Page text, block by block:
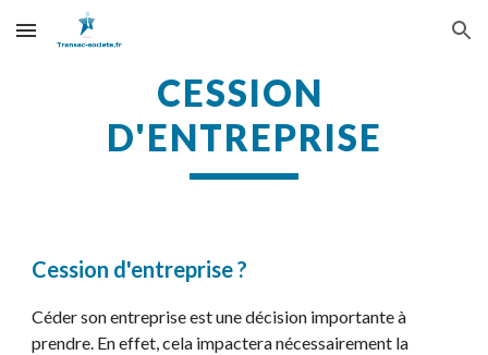
Skip to main content Skip to navigation
CESSION
D'ENTREPRISE
Cession d'entreprise ?
Céder son entreprise est une décision importante à
prendre. En effet, cela impactera nécessairement la